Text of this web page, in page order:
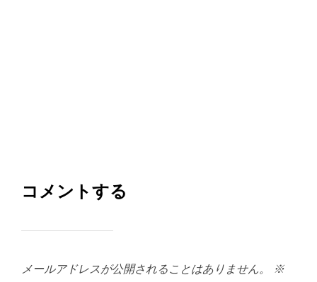
コメントする
メールアドレスが公開されることはありません。
※